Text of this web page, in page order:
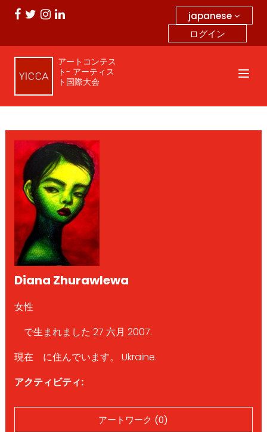
japanese
ログイン
アートコンテス
ト- アーティス
ト国際大会
Diana Zhurawlewa
女性
で生まれました 27 六月 2007.
現在 に住んでいます。 Ukraine.
アクティビティ:
アートワーク (0)